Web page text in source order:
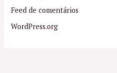
Feed de comentários
WordPress.org